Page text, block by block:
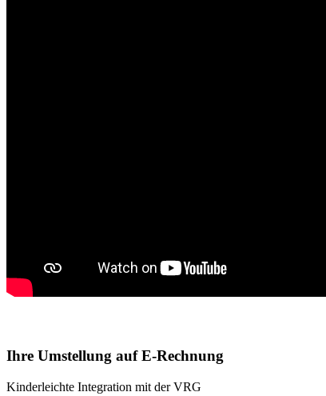
Ihre Umstellung auf E-Rechnung
Kinderleichte Integration mit der VRG